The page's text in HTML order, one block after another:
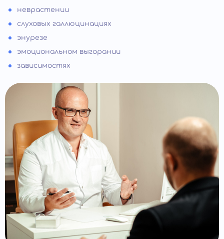
неврастении
слуховых галлюцинациях
энурезе
эмоциональном выгорании
зависимостях